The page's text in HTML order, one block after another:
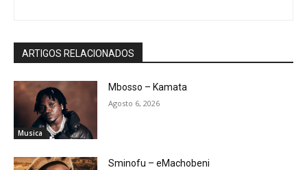
ARTIGOS RELACIONADOS
Musica
Mbosso – Kamata
Agosto 6, 2026
Sminofu – eMachobeni